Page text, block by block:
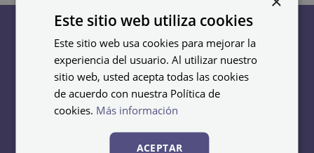
Cacifos
Cacifos metálicos
Bancos
Bancos de aço
Bancos em madeira y
Este sitio web utiliza cookies
Este sitio web usa cookies para mejorar la
experiencia del usuario. Al utilizar nuestro
sitio web, usted acepta todas las cookies
de acuerdo con nuestra Política de
cookies. Más información
ACEPTAR